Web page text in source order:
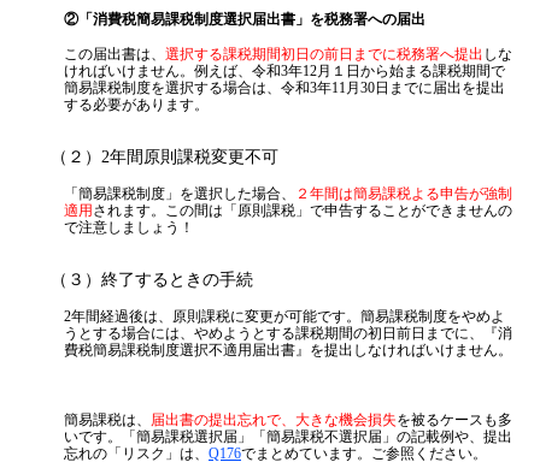
②「消費税簡易課税制度選択届出書」を税務署への届出
この届出書は、 選択する課税期間初日の前日までに税務署へ提出 しな
ければいけません。例えば、令和3年12月１日から始まる課税期間で
簡易課税制度を選択する場合は、令和3年11月30日までに届出を提出
する必要があります。
（２）2年間原則課税変更不可
「簡易課税制度」を選択した場合、
２年間は簡易課税よる申告が強制
適用されます。この間は「原則課税」で申告することができませんの
で注意しましょう！
（３）終了するときの手続
2年間経過後は、原則課税に変更が可能です。簡易課税制度をやめよ
うとする場合には、やめようとする課税期間の初日前日までに、『消
費税簡易課税制度選択不適用届出書』を提出しなければいけません。
簡易課税は、 届出書の提出忘れで、大きな機会損失を被るケースも多
いです。「簡易課税選択届」「簡易課税不選択届」の記載例や、提出
忘れの「リスク」は、 Q176でまとめています。ご参照ください。